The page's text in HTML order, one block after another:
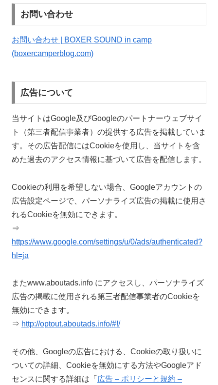
お問い合わせ
お問い合わせ | BOXER SOUND in camp
(boxercamperblog.com)
広告について
当サイトはGoogle及びGoogleのパートナーウェブサイ
ト（第三者配信事業者）の提供する広告を掲載していま
す。その広告配信にはCookieを使用し、当サイトを含
めた過去のアクセス情報に基づいて広告を配信します。
Cookieの利用を希望しない場合、Googleアカウントの
広告設定ページで、パーソナライズ広告の掲載に使用さ
れるCookieを無効にできます。
⇒
https://www.google.com/settings/u/0/ads/authenticated?
hl=ja
またwww.aboutads.info にアクセスし、パーソナライズ
広告の掲載に使用される第三者配信事業者のCookieを
無効にできます。
⇒ http://optout.aboutads.info/#!/
その他、Googleの広告における、Cookieの取り扱いに
ついての詳細、Cookieを無効にする方法やGoogleアド
センスに関する詳細は「 広告 – ポリシーと規約 –